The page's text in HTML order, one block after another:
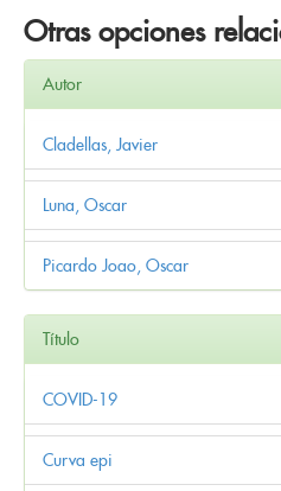
Otras opciones
Autor
Cladellas, Javier
Luna, Oscar
Picardo Joao, Oscar
Título
COVID-19
Curva epi